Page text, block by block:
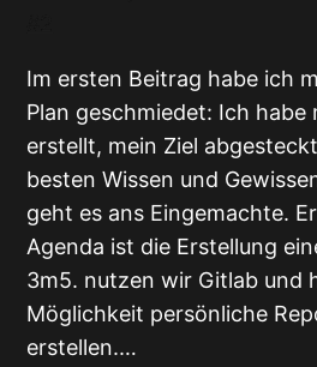
Im ersten Beitrag habe ich
Plan geschmiedet: Ich habe
erstellt, mein Ziel
besten Wissen und
geht es ans Eingemachte.
Agenda ist die Erstellung
3m5. nutzen wir Gitlab und
Möglichkeit persönliche
erstellen.…